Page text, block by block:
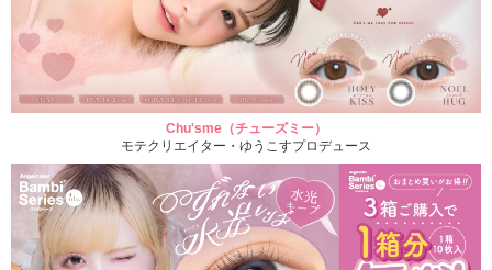
Chu'sme（チューズミー）
モテクリエイター・ゆうこすプロデュース